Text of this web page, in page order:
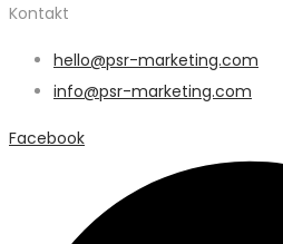
Kontakt
hello@psr-marketing.com
info@psr-marketing.com
Facebook